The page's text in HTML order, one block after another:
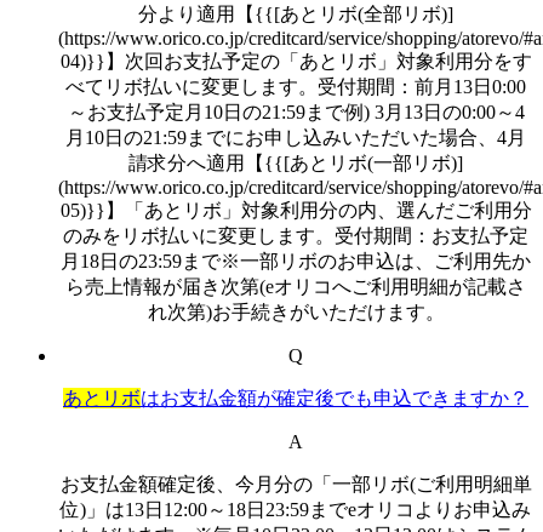
分より適用【{{[あとリボ(全部リボ)]
(https://www.orico.co.jp/creditcard/service/shopping/atorevo/
04)}}】次回お支払予定の「あとリボ」対象利用分をす
べてリボ払いに変更します。受付期間：前月13日0:00
～お支払予定月10日の21:59まで例) 3月13日の0:00～4
月10日の21:59までにお申し込みいただいた場合、4月
請求分へ適用【{{[あとリボ(一部リボ)]
(https://www.orico.co.jp/creditcard/service/shopping/atorevo/
05)}}】「あとリボ」対象利用分の内、選んだご利用分
のみをリボ払いに変更します。受付期間：お支払予定
月18日の23:59まで※一部リボのお申込は、ご利用先か
ら売上情報が届き次第(eオリコへご利用明細が記載さ
れ次第)お手続きがいただけます。
Q
あとリボはお支払金額が確定後でも申込できますか？
A
お支払金額確定後、今月分の「一部リボ(ご利用明細単
位)」は13日12:00～18日23:59までeオリコよりお申込み